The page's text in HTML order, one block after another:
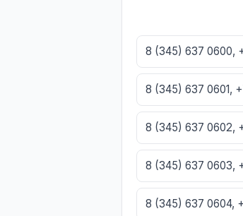
8 (345) 637 0600,
8 (345) 637 0601,
8 (345) 637 0602,
8 (345) 637 0603,
8 (345) 637 0604,